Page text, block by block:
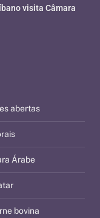
abertas
Árabe
bovina
visita Câmara